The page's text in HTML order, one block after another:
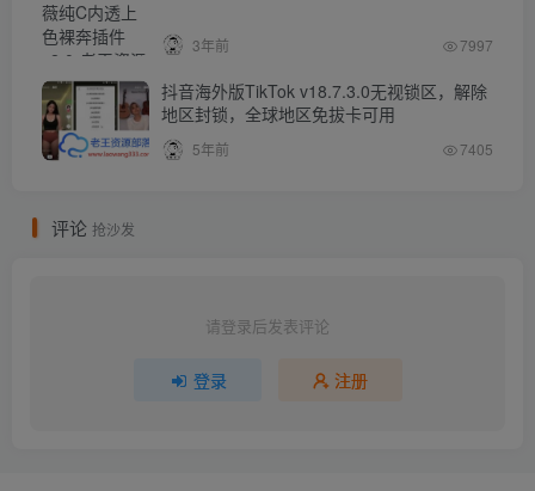
3年前 7997
抖音海外版TikTok v18.7.3.0无视锁区，解除
地区封锁，全球地区免拔卡可用
5年前 7405
评论 抢沙发
请登录后发表评论
登录 注册